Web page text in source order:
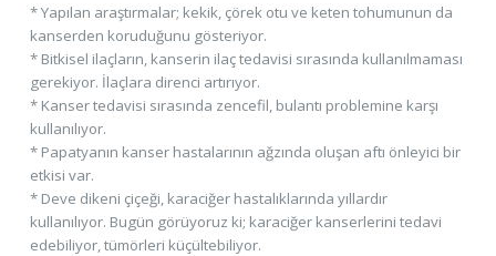
* Yapılan araştırmalar; kekik, çörek otu ve keten tohumunun da
kanserden koruduğunu gösteriyor.
* Bitkisel ilaçların, kanserin ilaç tedavisi sırasında kullanılmaması
gerekiyor. İlaçlara direnci artırıyor.
* Kanser tedavisi sırasında zencefil, bulantı problemine karşı
kullanılıyor.
* Papatyanın kanser hastalarının ağzında oluşan aftı önleyici bir
etkisi var.
* Deve dikeni çiçeği, karaciğer hastalıklarında yıllardır
kullanılıyor. Bugün görüyoruz ki; karaciğer kanserlerini tedavi
edebiliyor, tümörleri küçültebiliyor.